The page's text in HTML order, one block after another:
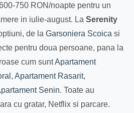
750 RON/noapte pentru un
in iulie-august. La Serenity
de la Garsoniera Scoica si
pentru doua persoane, pana la
cum suntApartament
, Apartament Rasarit,
Senin. Toate au
cu gratar, Netflix si parcare.